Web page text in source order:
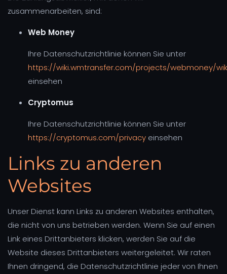
zusammenarbeiten, sind:
Web Money
Ihre Datenschutzrichtlinie können Sie unter
https://wiki.wmtransfer.com/projects/webmoney/
einsehen
Cryptomus
Ihre Datenschutzrichtlinie können Sie unter
https://cryptomus.com/privacy einsehen
Links zu anderen
Websites
Unser Dienst kann Links zu anderen Websites enthalten,
die nicht von uns betrieben werden. Wenn Sie auf einen
Link eines Drittanbieters klicken, werden Sie auf die
Website dieses Drittanbieters weitergeleitet. Wir raten
Ihnen dringend, die Datenschutzrichtlinie jeder von Ihnen